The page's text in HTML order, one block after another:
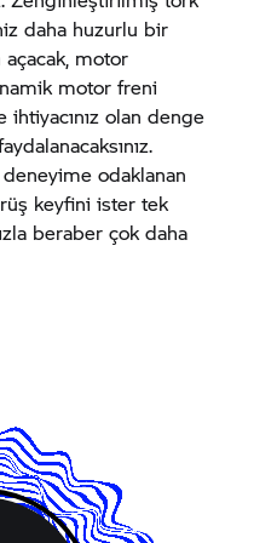
daha huzurlu bir
motor
motor freni
olan denge
odaklanan
keyfini ister tek
beraber çok daha